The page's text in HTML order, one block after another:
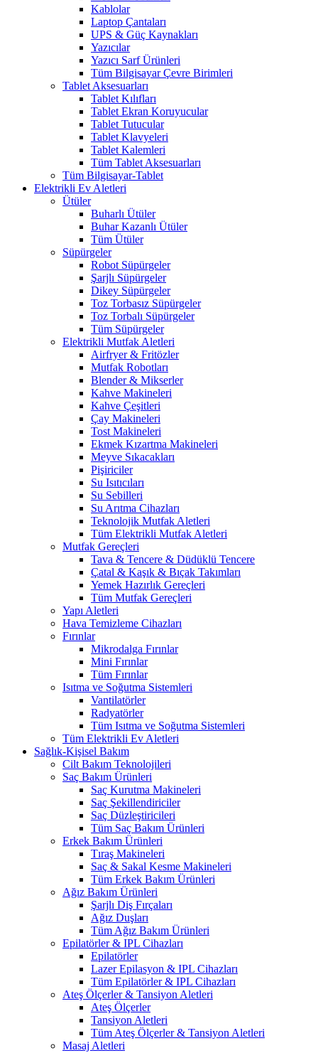
Kablolar
Laptop Çantaları
UPS & Güç Kaynakları
Yazıcılar
Yazıcı Sarf Ürünleri
Tüm Bilgisayar Çevre Birimleri
Tablet Aksesuarları
Tablet Kılıfları
Tablet Ekran Koruyucular
Tablet Tutucular
Tablet Klavyeleri
Tablet Kalemleri
Tüm Tablet Aksesuarları
Tüm Bilgisayar-Tablet
Elektrikli Ev Aletleri
Ütüler
Buharlı Ütüler
Buhar Kazanlı Ütüler
Tüm Ütüler
Süpürgeler
Robot Süpürgeler
Şarjlı Süpürgeler
Dikey Süpürgeler
Toz Torbasız Süpürgeler
Toz Torbalı Süpürgeler
Tüm Süpürgeler
Elektrikli Mutfak Aletleri
Airfryer & Fritözler
Mutfak Robotları
Blender & Mikserler
Kahve Makineleri
Kahve Çeşitleri
Çay Makineleri
Tost Makineleri
Ekmek Kızartma Makineleri
Meyve Sıkacakları
Pişiriciler
Su Isıtıcıları
Su Sebilleri
Su Arıtma Cihazları
Teknolojik Mutfak Aletleri
Tüm Elektrikli Mutfak Aletleri
Mutfak Gereçleri
Tava & Tencere & Düdüklü Tencere
Çatal & Kaşık & Bıçak Takımları
Yemek Hazırlık Gereçleri
Tüm Mutfak Gereçleri
Yapı Aletleri
Hava Temizleme Cihazları
Fırınlar
Mikrodalga Fırınlar
Mini Fırınlar
Tüm Fırınlar
Isıtma ve Soğutma Sistemleri
Vantilatörler
Radyatörler
Tüm Isıtma ve Soğutma Sistemleri
Tüm Elektrikli Ev Aletleri
Sağlık-Kişisel Bakım
Cilt Bakım Teknolojileri
Saç Bakım Ürünleri
Saç Kurutma Makineleri
Saç Şekillendiriciler
Saç Düzleştiricileri
Tüm Saç Bakım Ürünleri
Erkek Bakım Ürünleri
Tıraş Makineleri
Saç & Sakal Kesme Makineleri
Tüm Erkek Bakım Ürünleri
Ağız Bakım Ürünleri
Şarjlı Diş Fırçaları
Ağız Duşları
Tüm Ağız Bakım Ürünleri
Epilatörler & IPL Cihazları
Epilatörler
Lazer Epilasyon & IPL Cihazları
Tüm Epilatörler & IPL Cihazları
Ateş Ölçerler & Tansiyon Aletleri
Ateş Ölçerler
Tansiyon Aletleri
Tüm Ateş Ölçerler & Tansiyon Aletleri
Masaj Aletleri